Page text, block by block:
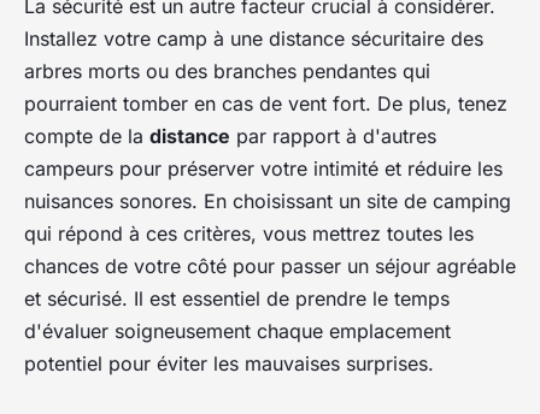
La sécurité est un autre facteur crucial à considérer.
Installez votre camp à une distance sécuritaire des
arbres morts ou des branches pendantes qui
pourraient tomber en cas de vent fort. De plus, tenez
compte de la distance par rapport à d'autres
campeurs pour préserver votre intimité et réduire les
nuisances sonores. En choisissant un site de camping
qui répond à ces critères, vous mettrez toutes les
chances de votre côté pour passer un séjour agréable
et sécurisé. Il est essentiel de prendre le temps
d'évaluer soigneusement chaque emplacement
potentiel pour éviter les mauvaises surprises.